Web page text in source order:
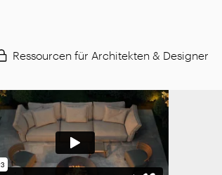
Ressourcen für Architekten & Designer